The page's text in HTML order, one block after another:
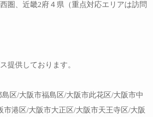
圏、近畿2府４県（重点対応エリアは訪問
提供しております。
区/大阪市福島区/大阪市此花区/大阪市中
市港区/大阪市大正区/大阪市天王寺区/大阪